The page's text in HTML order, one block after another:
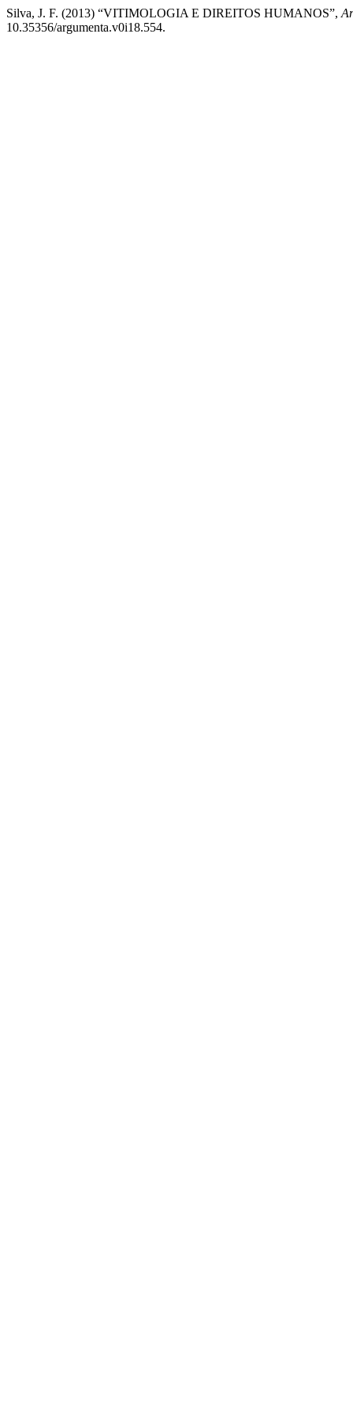
Silva, J. F. (2013) “VITIMOLOGIA E DIREITOS HUMANOS”,
10.35356/argumenta.v0i18.554.